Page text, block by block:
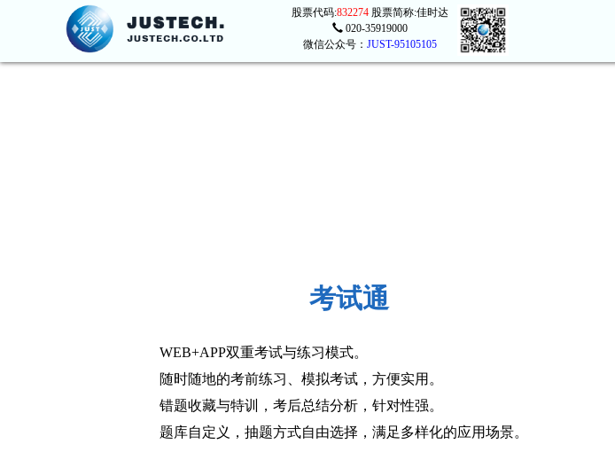
股票代码:832274股票简称:佳时达
020-35919000
微信公众号： JUST-95105105
考试通
WEB+APP双重考试与练习模式。
随时随地的考前练习、模拟考试，方便实用。
错题收藏与特训，考后总结分析，针对性强。
题库自定义，抽题方式自由选择，满足多样化的应用场景。